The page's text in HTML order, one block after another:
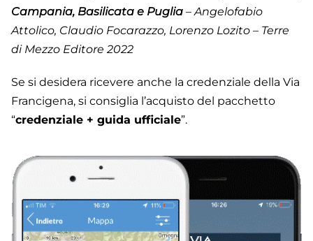
Campania, Basilicata e Puglia – Angelofabio
Attolico, Claudio Focarazzo, Lorenzo Lozito – Terre
di Mezzo Editore 2022
Se si desidera ricevere anche la credenziale della Via
Francigena, si consiglia l’acquisto del pacchetto
“credenziale + guida ufficiale”.